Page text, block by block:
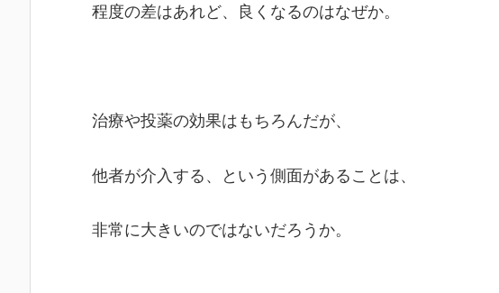
程度の差はあれど、良くなるのはなぜか。
治療や投薬の効果はもちろんだが、
他者が介入する、という側面があることは、
非常に大きいのではないだろうか。